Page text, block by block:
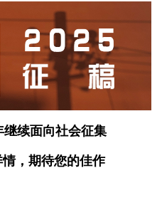
续面向社会征集
，期待您的佳作